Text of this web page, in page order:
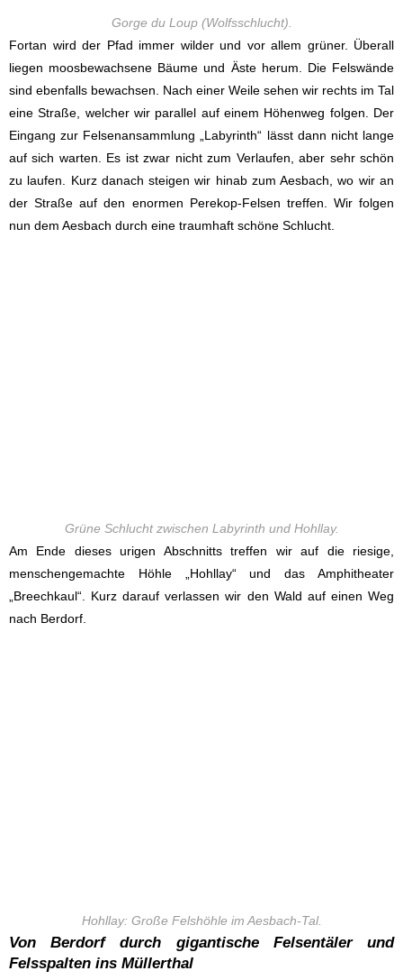
Gorge du Loup (Wolfsschlucht).
Fortan wird der Pfad immer wilder und vor allem grüner. Überall
liegen moosbewachsene Bäume und Äste herum. Die Felswände
sind ebenfalls bewachsen. Nach einer Weile sehen wir rechts im Tal
eine Straße, welcher wir parallel auf einem Höhenweg folgen. Der
Eingang zur Felsenansammlung „Labyrinth“ lässt dann nicht lange
auf sich warten. Es ist zwar nicht zum Verlaufen, aber sehr schön
zu laufen. Kurz danach steigen wir hinab zum Aesbach, wo wir an
der Straße auf den enormen Perekop-Felsen treffen. Wir folgen
nun dem Aesbach durch eine traumhaft schöne Schlucht.
Grüne Schlucht zwischen Labyrinth und Hohllay.
Am Ende dieses urigen Abschnitts treffen wir auf die riesige,
menschengemachte Höhle „Hohllay“ und das Amphitheater
„Breechkaul“. Kurz darauf verlassen wir den Wald auf einen Weg
nach Berdorf.
Hohllay: Große Felshöhle im Aesbach-Tal.
Von Berdorf durch gigantische Felsentäler und
Felsspalten ins Müllerthal